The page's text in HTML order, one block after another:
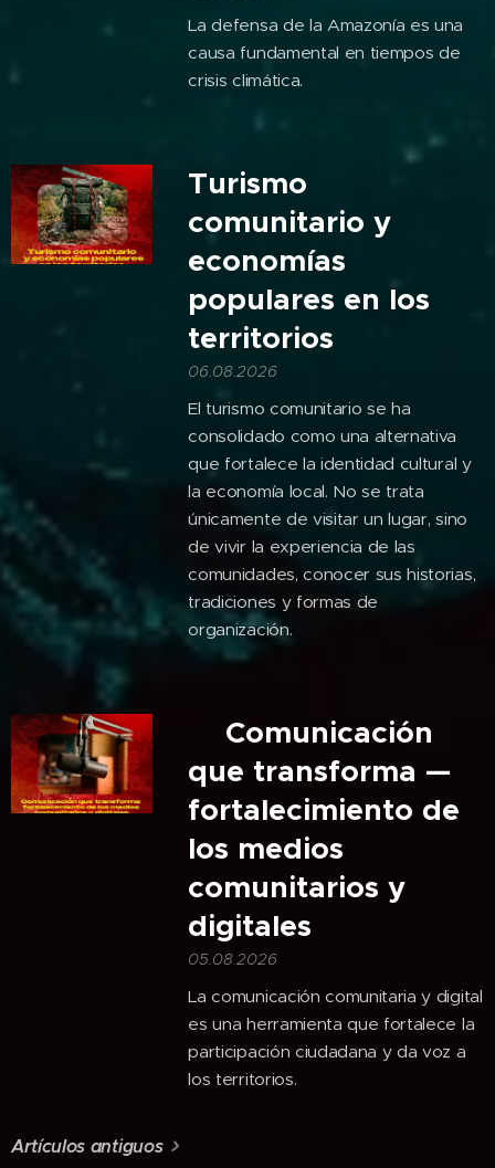
La defensa de la Amazonía es una
causa fundamental en tiempos de
crisis climática.
Turismo
comunitario y
economías
populares en los
territorios
06.08.2026
El turismo comunitario se ha
consolidado como una alternativa
que fortalece la identidad cultural y
la economía local. No se trata
únicamente de visitar un lugar, sino
de vivir la experiencia de las
comunidades, conocer sus historias,
tradiciones y formas de
organización.
🎙️Comunicación
que transforma —
fortalecimiento de
los medios
comunitarios y
digitales
05.08.2026
La comunicación comunitaria y digital
es una herramienta que fortalece la
participación ciudadana y da voz a
los territorios.
Artículos antiguos